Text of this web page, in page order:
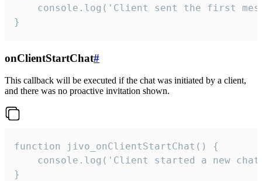
console.log('Client sent the first
}
onClientStartChat#
This callback will be executed if the chat was initiated by a client,
and there was no proactive invitation shown.
function jivo_onClientStartChat() {
console.log('Client started a new
}